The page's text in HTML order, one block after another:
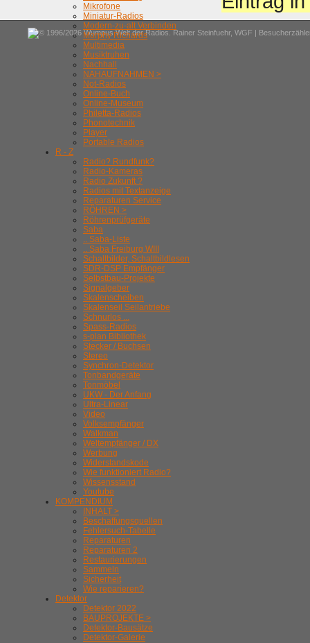
Mikrofone
Miniatur-Radios
Modern-zu-alt Verbinden
Morphy Richards
Multimedia
Musiktruhen
Nachhall
NAHAUFNAHMEN >
Not-Radios
Online-Buch
Online-Museum
Philetta-Radios
Phonotechnik
Player
Portable Radios
R - Z
Radio? Rundfunk?
Radio-Kameras
Radio Zukunft ?
Radios mit Textanzeige
Reparaturen Service
RÖHREN >
Röhrenprüfgeräte
Saba
.. Saba-Liste
.. Saba Freiburg WIII
Schaltbilder, Schaltbildlesen
SDR-DSP Empfänger
Selbstbau-Projekte
Signalgeber
Skalenscheiben
Skalenseil Seilantriebe
Schnurlos ...
Spass-Radios
s-plan Bibliothek
Stecker / Buchsen
Stereo
Synchron-Detektor
Tonbandgeräte
Tonmöbel
UKW - Der Anfang
Ultra-Linear
Video
Volksempfänger
Walkman
Weltempfänger / DX
Werbung
Widerstandskode
Wie funktioniert Radio?
Wissensstand
Youtube
KOMPENDIUM
INHALT >
Beschaffungsquellen
Fehlersuch-Tabelle
Reparaturen
Reparaturen 2
Restaurierungen
Sammeln
Sicherheit
Wie reparieren?
Detektor
Detektor 2022
BAUPROJEKTE >
Detektor-Bausätze
Detektor-Galerie
© 1996/2026 Wumpus Welt der Radios. Rainer Steinfuehr, WGF |